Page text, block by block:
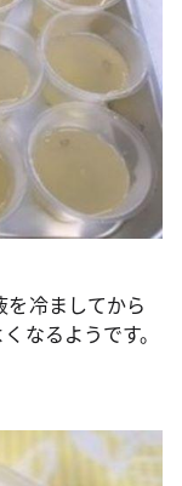
冷ましてから
なるようです。